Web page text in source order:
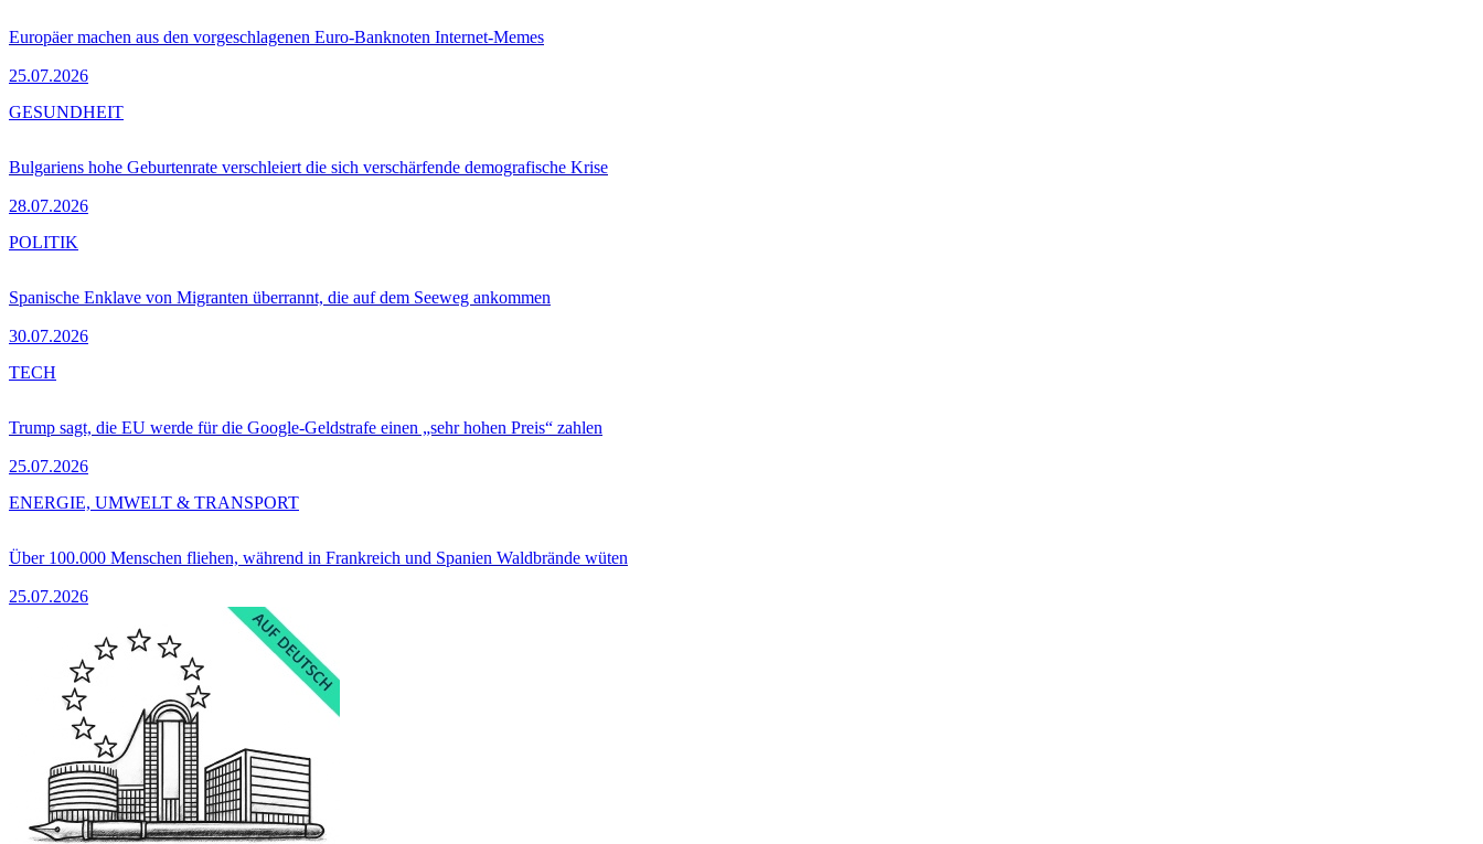
Europäer machen aus den vorgeschlagenen Euro-Banknoten Internet-Memes
25.07.2026
Bulgariens hohe Geburtenrate verschleiert die sich verschärfende demografische Krise
28.07.2026
GESUNDHEIT
Spanische Enklave von Migranten überrannt, die auf dem Seeweg ankommen
30.07.2026
POLITIK
Trump sagt, die EU werde für die Google-Geldstrafe einen „sehr hohen Preis“ zahlen
25.07.2026
TECH
Über 100.000 Menschen fliehen, während in Frankreich und Spanien Waldbrände wüten
25.07.2026
ENERGIE, UMWELT & TRANSPORT